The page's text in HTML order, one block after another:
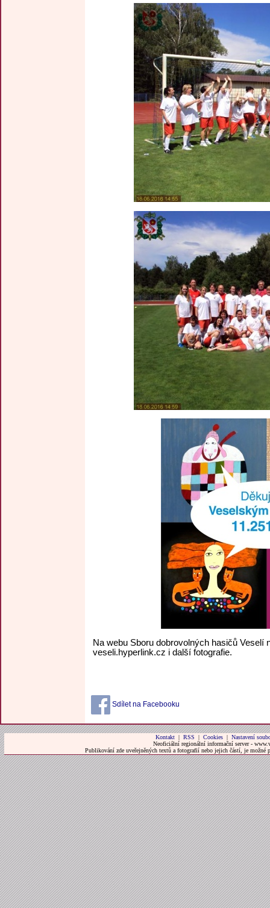
Na webu Sboru dobrovolných hasičů Veselí
veseli.hyperlink.cz i další fotografie.
Sdílet na Facebooku
Kontakt| RSS | Cookies| Nastavení
Neoficiální regionální informační server -
Publikování zde uveřejněných textů a fotografií nebo jejich částí, je možné